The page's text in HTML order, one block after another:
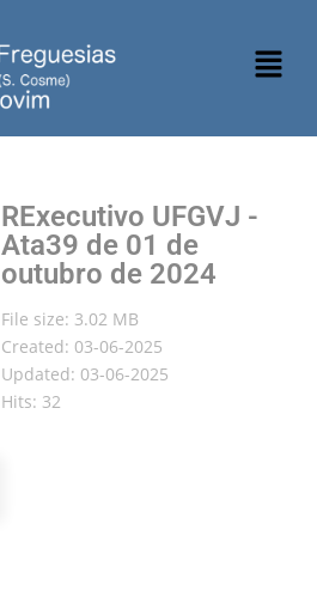
RExecutivo UFGVJ -
Ata39 de 01 de
outubro de 2024
File size: 3.02 MB
Created: 03-06-2025
Updated: 03-06-2025
Hits: 32